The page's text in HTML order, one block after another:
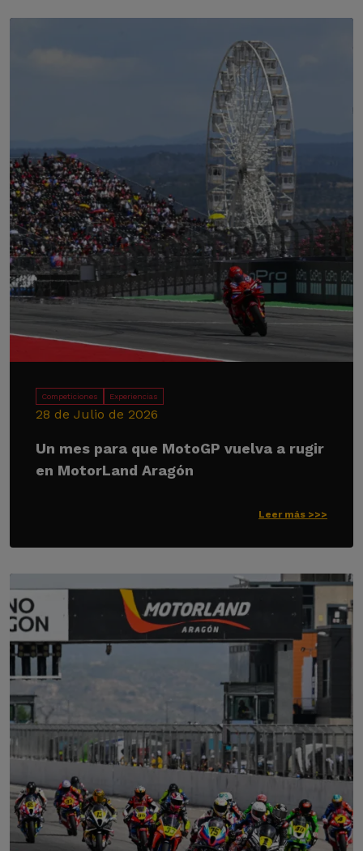
Competiciones Experiencias
28 de Julio de 2026
Un mes para que MotoGP vuelva a rugir
en MotorLand Aragón
Leer más >>>